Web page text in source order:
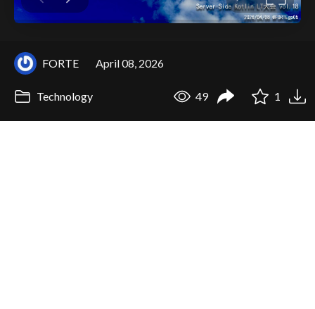
FORTE April 08, 2026
Technology 49 1